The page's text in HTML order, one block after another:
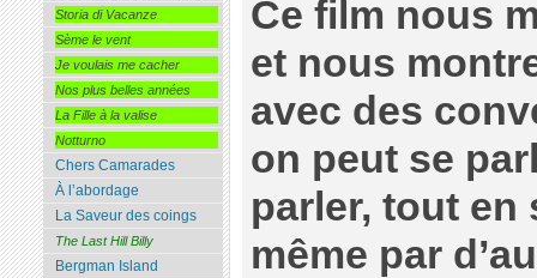
Ce film nous
et nous
avec des
on peut se
parler, tout en
même par
Storia di Vacanze
Sème le vent
Je voulais me cacher
Nos plus belles années
La Fille à la valise
Notturno
Chers Camarades
À l’abordage
La Saveur des coings
The Last Hill Billy
Bergman Island